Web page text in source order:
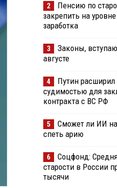
2
Пенсию по
закрепить на
заработка
3
Законы,
августе
4
Путин
судимостью для
контракта с ВС РФ
5
Сможет ли ИИ
спеть арию
6
Соцфонд:
старости в России
тысячи